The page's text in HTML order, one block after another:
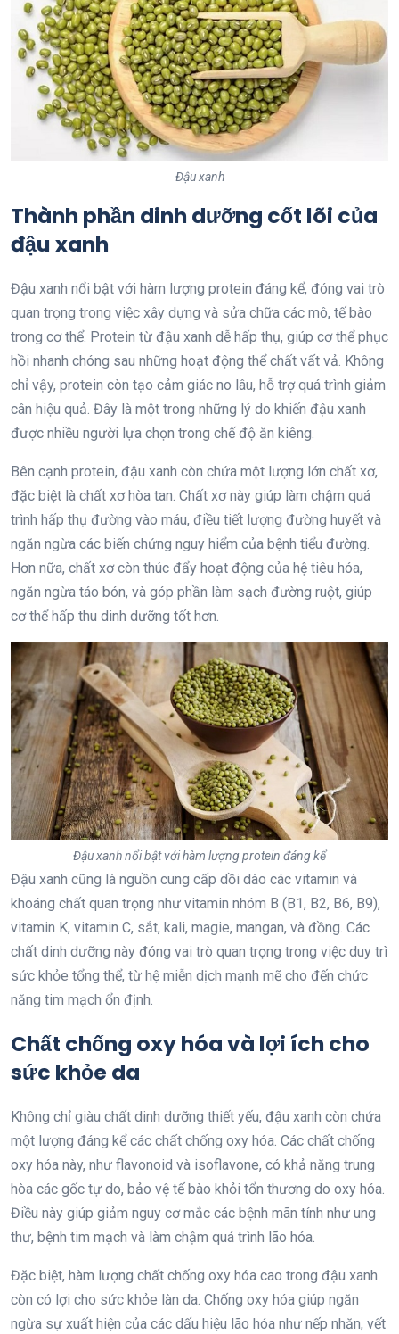
Đậu xanh
Thành phần dinh dưỡng cốt lõi của
đậu xanh
Đậu xanh nổi bật với hàm lượng protein đáng kể, đóng vai trò
quan trọng trong việc xây dựng và sửa chữa các mô, tế bào
trong cơ thể. Protein từ đậu xanh dễ hấp thụ, giúp cơ thể phục
hồi nhanh chóng sau những hoạt động thể chất vất vả. Không
chỉ vậy, protein còn tạo cảm giác no lâu, hỗ trợ quá trình giảm
cân hiệu quả. Đây là một trong những lý do khiến đậu xanh
được nhiều người lựa chọn trong chế độ ăn kiêng.
Bên cạnh protein, đậu xanh còn chứa một lượng lớn chất xơ,
đặc biệt là chất xơ hòa tan. Chất xơ này giúp làm chậm quá
trình hấp thụ đường vào máu, điều tiết lượng đường huyết và
ngăn ngừa các biến chứng nguy hiểm của bệnh tiểu đường.
Hơn nữa, chất xơ còn thúc đẩy hoạt động của hệ tiêu hóa,
ngăn ngừa táo bón, và góp phần làm sạch đường ruột, giúp
cơ thể hấp thu dinh dưỡng tốt hơn.
Đậu xanh nổi bật với hàm lượng protein đáng kể
Đậu xanh cũng là nguồn cung cấp dồi dào các vitamin và
khoáng chất quan trọng như vitamin nhóm B (B1, B2, B6, B9),
vitamin K, vitamin C, sắt, kali, magie, mangan, và đồng. Các
chất dinh dưỡng này đóng vai trò quan trọng trong việc duy trì
sức khỏe tổng thể, từ hệ miễn dịch mạnh mẽ cho đến chức
năng tim mạch ổn định.
Chất chống oxy hóa và lợi ích cho
sức khỏe da
Không chỉ giàu chất dinh dưỡng thiết yếu, đậu xanh còn chứa
một lượng đáng kể các chất chống oxy hóa. Các chất chống
oxy hóa này, như flavonoid và isoflavone, có khả năng trung
hòa các gốc tự do, bảo vệ tế bào khỏi tổn thương do oxy hóa.
Điều này giúp giảm nguy cơ mắc các bệnh mãn tính như ung
thư, bệnh tim mạch và làm chậm quá trình lão hóa.
Đặc biệt, hàm lượng chất chống oxy hóa cao trong đậu xanh
còn có lợi cho sức khỏe làn da. Chống oxy hóa giúp ngăn
ngừa sự xuất hiện của các dấu hiệu lão hóa như nếp nhăn, vết